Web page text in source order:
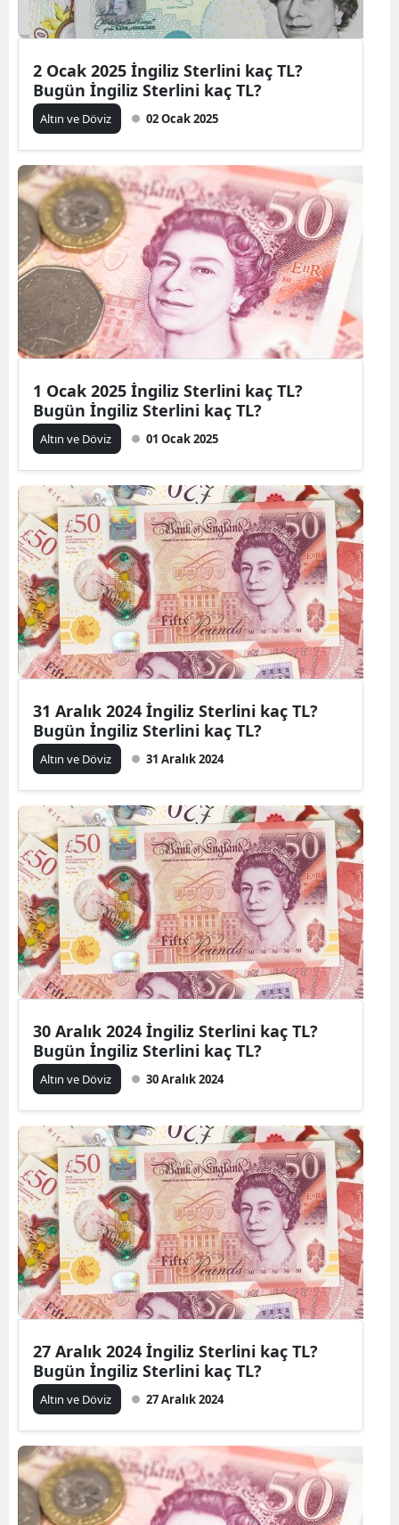
2 Ocak 2025 İngiliz Sterlini kaç TL?
Bugün İngiliz Sterlini kaç TL?
Altın ve Döviz 02 Ocak 2025
1 Ocak 2025 İngiliz Sterlini kaç TL?
Bugün İngiliz Sterlini kaç TL?
Altın ve Döviz 01 Ocak 2025
31 Aralık 2024 İngiliz Sterlini kaç TL?
Bugün İngiliz Sterlini kaç TL?
Altın ve Döviz 31 Aralık 2024
30 Aralık 2024 İngiliz Sterlini kaç TL?
Bugün İngiliz Sterlini kaç TL?
Altın ve Döviz 30 Aralık 2024
27 Aralık 2024 İngiliz Sterlini kaç TL?
Bugün İngiliz Sterlini kaç TL?
Altın ve Döviz 27 Aralık 2024